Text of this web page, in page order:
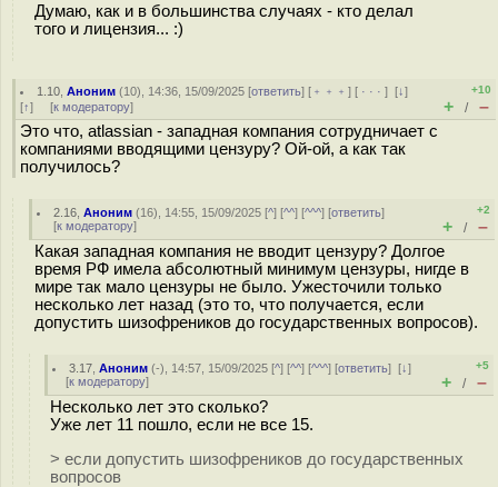
Думаю, как и в большинства случаях - кто делал
того и лицензия... :)
1.10 ,Аноним (10), 14:36, 15/09/2025 [ответить] [ ﹢﹢﹢] [ · · ·][↓]
[↑] [к модератору]
+10
+ / –
Это что, atlassian - западная компания сотрудничает с
компаниями вводящими цензуру? Ой-ой, а как так
получилось?
2.16 ,Аноним (16), 14:55, 15/09/2025 [^] [^^] [^^^] [ответить]
[к модератору]
+2
+ / –
Какая западная компания не вводит цензуру? Долгое
время РФ имела абсолютный минимум цензуры, нигде в
мире так мало цензуры не было. Ужесточили только
несколько лет назад (это то, что получается, если
допустить шизофреников до государственных вопросов).
3.17 ,Аноним (-), 14:57, 15/09/2025 [^] [^^] [^^^] [ответить][↓]
[к модератору]
+5
+ / –
Несколько лет это сколько?
Уже лет 11 пошло, если не все 15.
> если допустить шизофреников до государственных
вопросов